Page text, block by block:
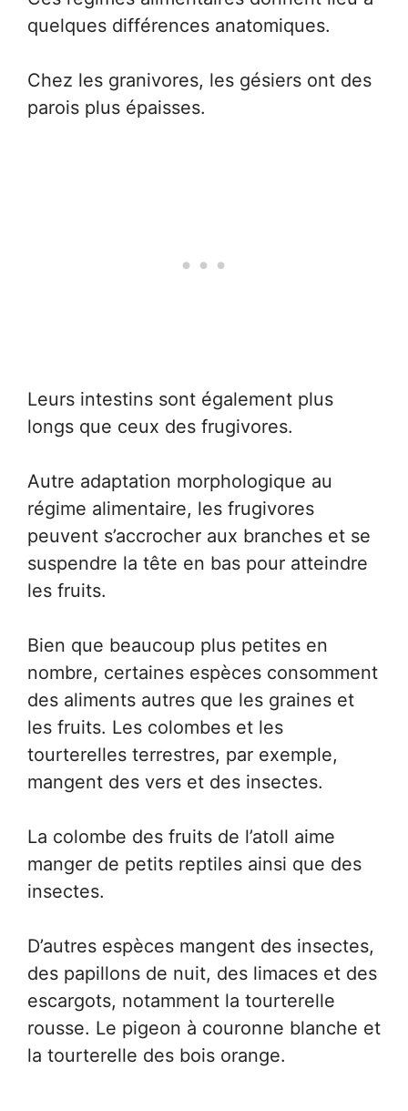
quelques différences anatomiques.
Chez les granivores, les gésiers ont des
parois plus épaisses.
Leurs intestins sont également plus
longs que ceux des frugivores.
Autre adaptation morphologique au
régime alimentaire, les frugivores
peuvent s’accrocher aux branches et se
suspendre la tête en bas pour atteindre
les fruits.
Bien que beaucoup plus petites en
nombre, certaines espèces consomment
des aliments autres que les graines et
les fruits. Les colombes et les
tourterelles terrestres, par exemple,
mangent des vers et des insectes.
La colombe des fruits de l’atoll aime
manger de petits reptiles ainsi que des
insectes.
D’autres espèces mangent des insectes,
des papillons de nuit, des limaces et des
escargots, notamment la tourterelle
rousse. Le pigeon à couronne blanche et
la tourterelle des bois orange.